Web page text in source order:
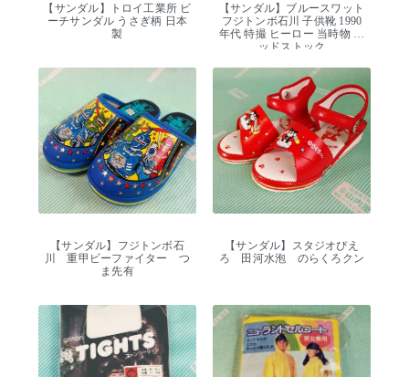
【サンダル】トロイ工業所 ビ
ーチサンダル うさぎ柄 日本
製
【サンダル】ブルースワット
フジトンボ石川 子供靴 1990
年代 特撮 ヒーロー 当時物 デ
ッドストック
【サンダル】フジトンボ石
川 重甲ビーファイター つ
ま先有
【サンダル】スタジオぴえ
ろ 田河水泡 のらくろクン